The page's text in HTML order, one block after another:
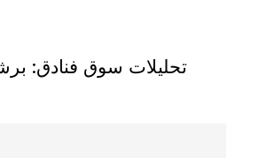
تحليلات سوق فنادق: